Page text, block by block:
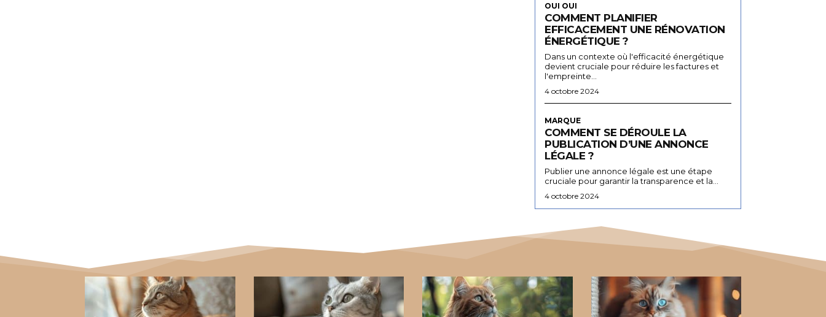
OUI OUI
COMMENT PLANIFIER
EFFICACEMENT UNE RÉNOVATION
ÉNERGÉTIQUE ?
Dans un contexte où l'efficacité énergétique
devient cruciale pour réduire les factures et
l'empreinte...
4 octobre 2024
MARQUE
COMMENT SE DÉROULE LA
PUBLICATION D’UNE ANNONCE
LÉGALE ?
Publier une annonce légale est une étape
cruciale pour garantir la transparence et la...
4 octobre 2024